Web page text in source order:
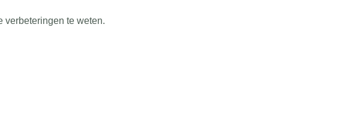
verbeteringen te weten.